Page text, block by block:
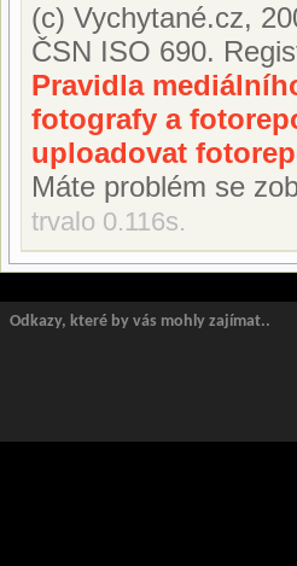
(c) Vychytané.cz,
ČSN ISO 690.
Pravidla
fotografy a
uploadovat
Máte problém se
trvalo 0.116s.
Odkazy, které by vás mohly zajímat..